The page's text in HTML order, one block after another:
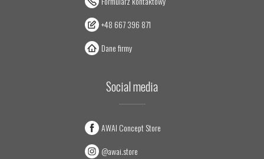
+48 667 396 871
Dane firmy
Social media
AWAI Concept Store
@awai.store